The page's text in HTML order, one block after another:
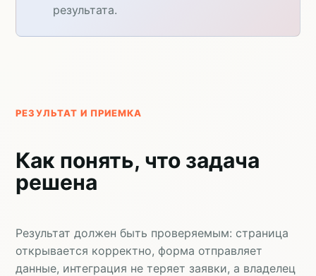
результата.
РЕЗУЛЬТАТ И ПРИЕМКА
Как понять, что задача
решена
Результат должен быть проверяемым: страница
открывается корректно, форма отправляет
данные, интеграция не теряет заявки, а владелец